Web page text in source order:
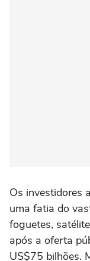
Os investidores
uma fatia do
foguetes,
após a oferta
US$75 bilhões.